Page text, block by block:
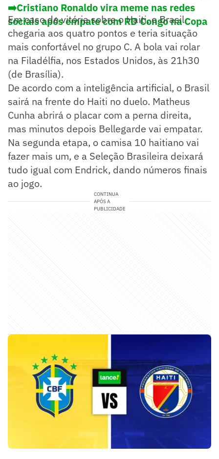
➡️Cristiano Ronaldo vira meme nas redes
sociais após empate com RD Congo na Copa
Em caso de vitória sobre o Haiti, o Brasil
chegaria aos quatro pontos e teria situação
mais confortável no grupo C. A bola vai rolar
na Filadélfia, nos Estados Unidos, às 21h30
(de Brasília).
De acordo com a inteligência artificial, o Brasil
sairá na frente do Haiti no duelo. Matheus
Cunha abrirá o placar com a perna direita,
mas minutos depois Bellegarde vai empatar.
Na segunda etapa, o camisa 10 haitiano vai
fazer mais um, e a Seleção Brasileira deixará
tudo igual com Endrick, dando números finais
ao jogo.
CONTINUA
APÓS A
PUBLICIDADE